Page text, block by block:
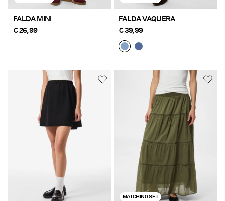
FALDA MINI
€ 26,99
FALDA VAQUERA
€ 39,99
MATCHING SET